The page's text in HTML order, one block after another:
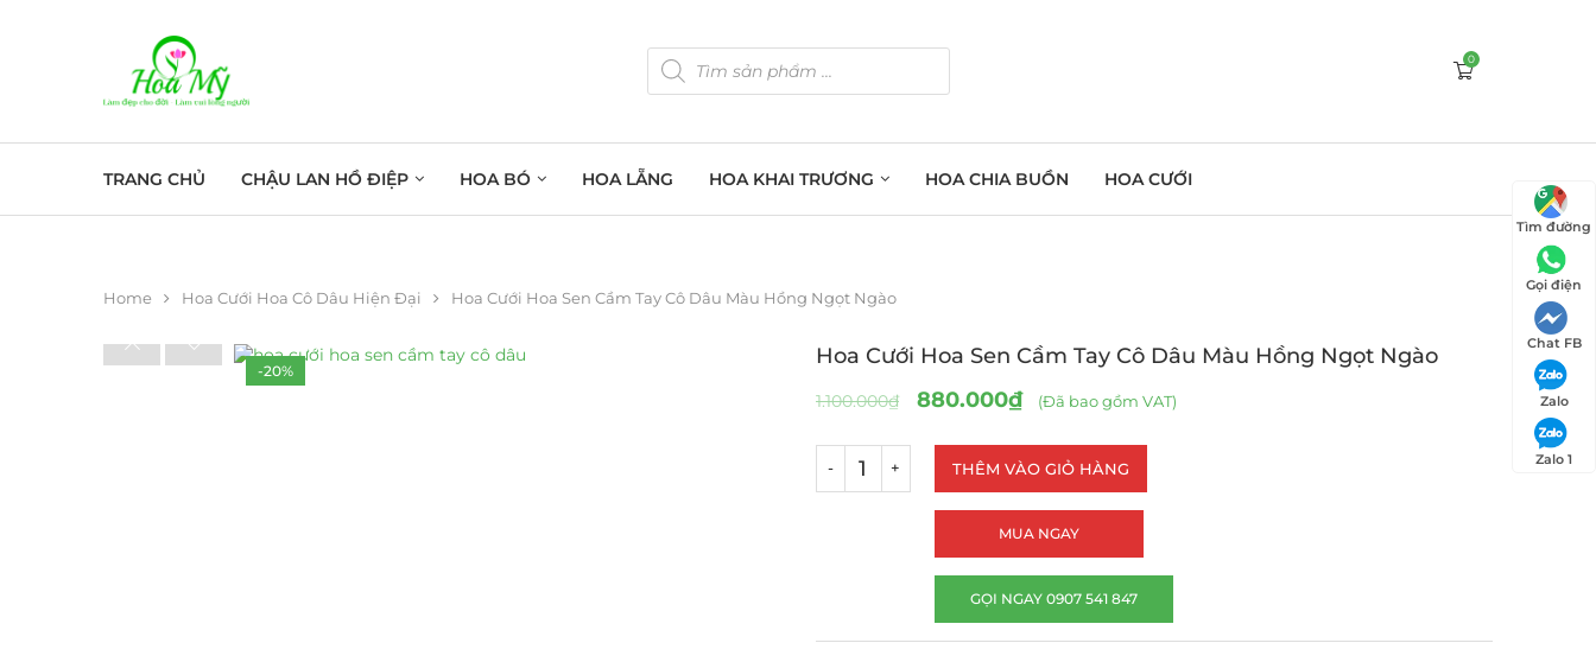
0
TRANG CHỦ CHẬU LAN HỒ ĐIỆP HOA BÓ HOA LẴNG HOA KHAI TRƯƠNG HOA CHIA BUỒN HOA CƯỚI
Home Hoa Cưới Hoa Cô Dâu Hiện Đại Hoa Cưới Hoa Sen Cầm Tay Cô Dâu Màu Hồng Ngọt Ngào
-20%
Hoa Cưới Hoa Sen Cầm Tay Cô Dâu Màu Hồng Ngọt Ngào
1.100.000₫ 880.000₫ (Đã bao gồm VAT)
THÊM VÀO GIỎ HÀNG
MUA NGAY
GỌI NGAY 0907 541 847
Tìm đường
Gọi điện
Chat FB
Zalo
Zalo 1